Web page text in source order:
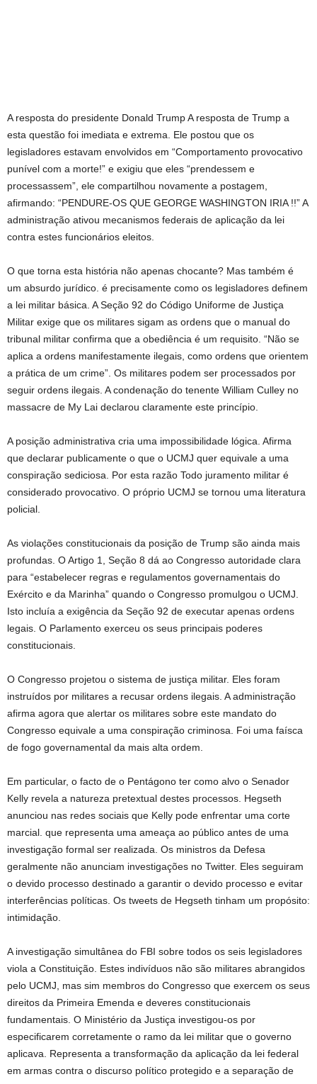
A resposta do presidente Donald Trump A resposta de Trump a
esta questão foi imediata e extrema. Ele postou que os
legisladores estavam envolvidos em “Comportamento provocativo
punível com a morte!” e exigiu que eles “prendessem e
processassem”, ele compartilhou novamente a postagem,
afirmando: “PENDURE-OS QUE GEORGE WASHINGTON IRIA !!” A
administração ativou mecanismos federais de aplicação da lei
contra estes funcionários eleitos.
O que torna esta história não apenas chocante? Mas também é
um absurdo jurídico. é precisamente como os legisladores definem
a lei militar básica. A Seção 92 do Código Uniforme de Justiça
Militar exige que os militares sigam as ordens que o manual do
tribunal militar confirma que a obediência é um requisito. “Não se
aplica a ordens manifestamente ilegais, como ordens que orientem
a prática de um crime”. Os militares podem ser processados ​​por
seguir ordens ilegais. A condenação do tenente William Culley no
massacre de My Lai declarou claramente este princípio.
A posição administrativa cria uma impossibilidade lógica. Afirma
que declarar publicamente o que o UCMJ quer equivale a uma
conspiração sediciosa. Por esta razão Todo juramento militar é
considerado provocativo. O próprio UCMJ se tornou uma literatura
policial.
As violações constitucionais da posição de Trump são ainda mais
profundas. O Artigo 1, Seção 8 dá ao Congresso autoridade clara
para “estabelecer regras e regulamentos governamentais do
Exército e da Marinha” quando o Congresso promulgou o UCMJ.
Isto incluía a exigência da Seção 92 de executar apenas ordens
legais. O Parlamento exerceu os seus principais poderes
constitucionais.
O Congresso projetou o sistema de justiça militar. Eles foram
instruídos por militares a recusar ordens ilegais. A administração
afirma agora que alertar os militares sobre este mandato do
Congresso equivale a uma conspiração criminosa. Foi uma faísca
de fogo governamental da mais alta ordem.
Em particular, o facto de o Pentágono ter como alvo o Senador
Kelly revela a natureza pretextual destes processos. Hegseth
anunciou nas redes sociais que Kelly pode enfrentar uma corte
marcial. que representa uma ameaça ao público antes de uma
investigação formal ser realizada. Os ministros da Defesa
geralmente não anunciam investigações no Twitter. Eles seguiram
o devido processo destinado a garantir o devido processo e evitar
interferências políticas. Os tweets de Hegseth tinham um propósito:
intimidação.
A investigação simultânea do FBI sobre todos os seis legisladores
viola a Constituição. Estes indivíduos não são militares abrangidos
pelo UCMJ, mas sim membros do Congresso que exercem os seus
direitos da Primeira Emenda e deveres constitucionais
fundamentais. O Ministério da Justiça investigou-os por
especificarem corretamente o ramo da lei militar que o governo
aplicava. Representa a transformação da aplicação da lei federal
em armas contra o discurso político protegido e a separação de